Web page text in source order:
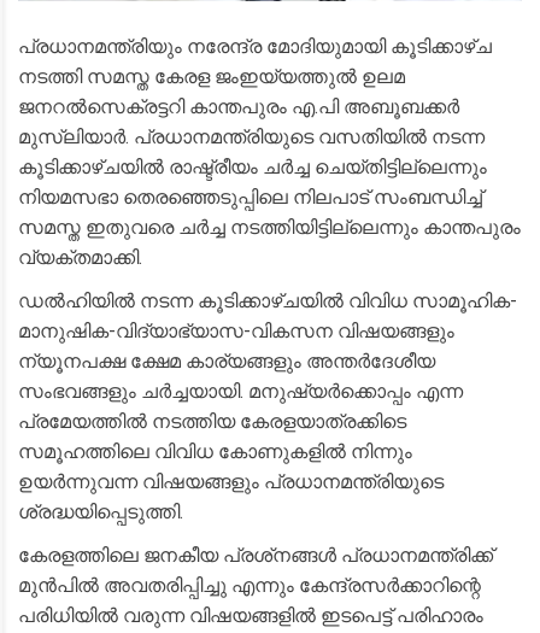
പ്രധാനമന്ത്രിയും നരേന്ദ്ര മോദിയുമായി കൂടിക്കാഴ്ച
നടത്തി സമസ്ത കേരള ജംഇയ്യത്തുൽ ഉലമ
ജനറൽസെക്രട്ടറി കാന്തപുരം എ.പി അബൂബക്കർ
മുസ്ലിയാർ. പ്രധാനമന്ത്രിയുടെ വസതിയിൽ നടന്ന
കൂടിക്കാഴ്ചയിൽ രാഷ്ട്രീയം ചർച്ച ചെയ്തിട്ടില്ലെന്നും
നിയമസഭാ തെരഞ്ഞെടുപ്പിലെ നിലപാട് സംബന്ധിച്ച്
സമസ്ത ഇതുവരെ ചർച്ച നടത്തിയിട്ടില്ലെന്നും കാന്തപുരം
വ്യക്തമാക്കി.
ഡൽഹിയിൽ നടന്ന കൂടിക്കാഴ്ചയിൽ വിവിധ സാമൂഹിക-
മാനുഷിക-വിദ്യാഭ്യാസ-വികസന വിഷയങ്ങളും
ന്യൂനപക്ഷ ക്ഷേമ കാര്യങ്ങളും അന്തർദേശീയ
സംഭവങ്ങളും ചർച്ചയായി. മനുഷ്യർക്കൊപ്പം എന്ന
പ്രമേയത്തിൽ നടത്തിയ കേരളയാത്രക്കിടെ
സമൂഹത്തിലെ വിവിധ കോണുകളിൽ നിന്നും
ഉയർന്നുവന്ന വിഷയങ്ങളും പ്രധാനമന്ത്രിയുടെ
ശ്രദ്ധയിപ്പെടുത്തി.
കേരളത്തിലെ ജനകീയ പ്രശ്‌നങ്ങൾ പ്രധാനമന്ത്രിക്ക്
മുൻപിൽ അവതരിപ്പിച്ചു എന്നും കേന്ദ്രസർക്കാറിന്റെ
പരിധിയിൽ വരുന്ന വിഷയങ്ങളിൽ ഇടപെട്ട് പരിഹാരം